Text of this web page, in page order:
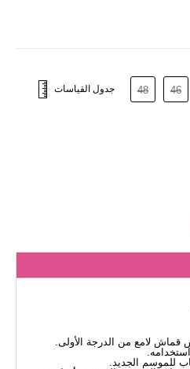
46
48 جدول القياسات
لامع من الدرجة الأولى.
للموسم الجديد.